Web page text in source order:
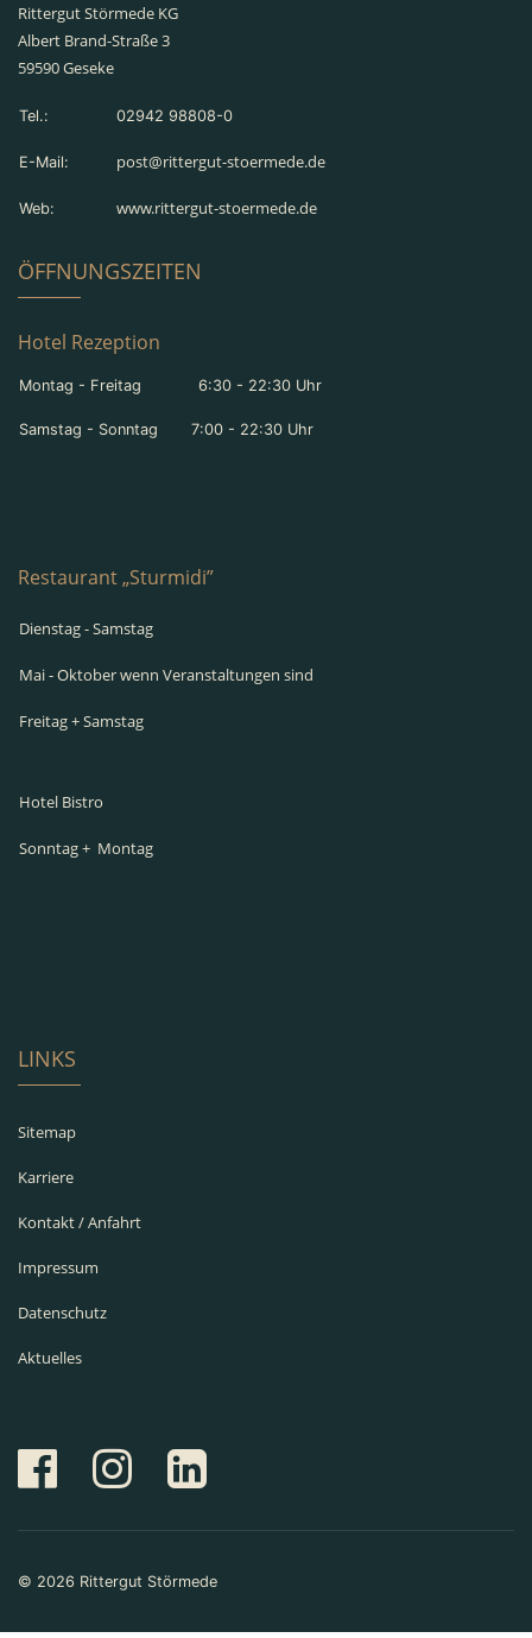
Rittergut Störmede KG
Albert Brand-Straße 3
59590 Geseke
Tel.: 02942 98808-0
E-Mail: post@rittergut-stoermede.de
Web: www.rittergut-stoermede.de
ÖFFNUNGSZEITEN
Hotel Rezeption
Montag - Freitag 6:30 - 22:30 Uhr
Samstag - Sonntag 7:00 - 22:30 Uhr
Restaurant „Sturmidi”
Dienstag - Samstag
Mai - Oktober wenn Veranstaltungen sind
Freitag + Samstag
Hotel Bistro
Sonntag + Montag
LINKS
Sitemap
Karriere
Kontakt / Anfahrt
Impressum
Datenschutz
Aktuelles
© 2026 Rittergut Störmede